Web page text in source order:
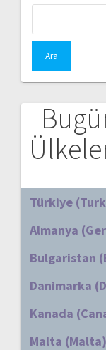
Türkiye
Almanya
Bulgaristan
Danimarka
Kanada
Malta (Malta)